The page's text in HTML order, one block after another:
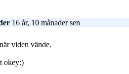
16 år, 10 månader sen
viden vände.
okey:)